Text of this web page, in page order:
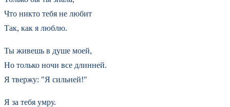
Что никто тебя не любит
Так, как я люблю.
Ты живешь в душе моей,
Но только ночи все длинней.
Я твержу: "Я сильней!"
Я за тебя умру.